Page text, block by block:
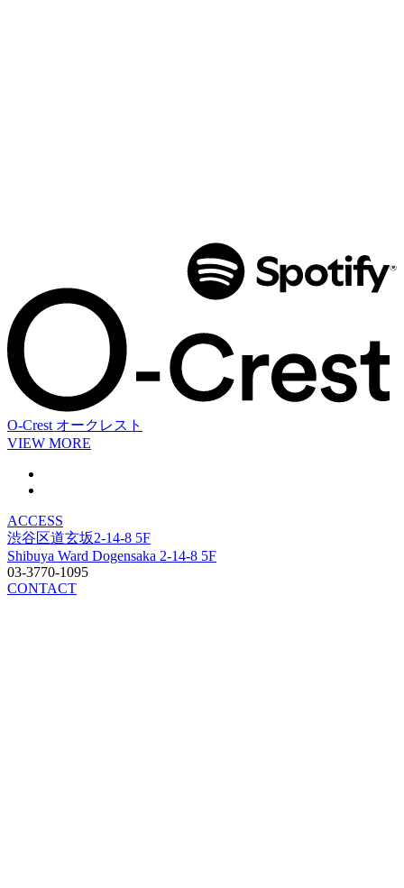
O-Crest オークレスト
VIEW MORE
ACCESS
渋谷区道玄坂2-14-8 5F
Shibuya Ward Dogensaka 2-14-8 5F
03-3770-1095
CONTACT